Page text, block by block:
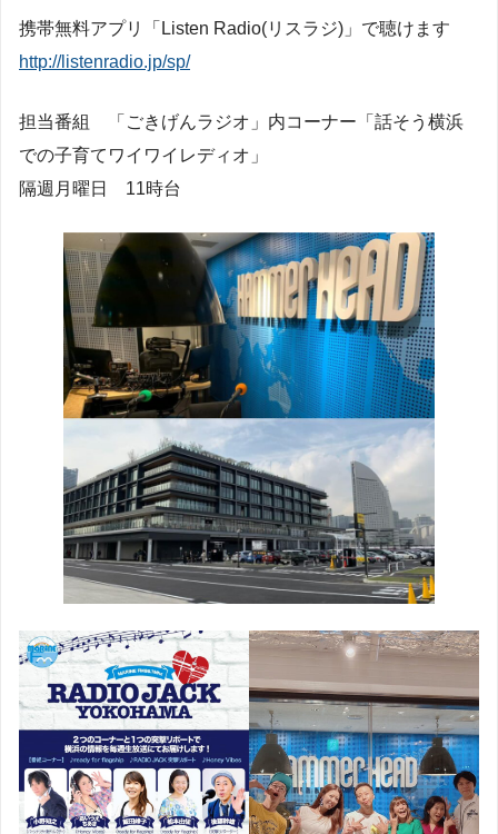
携帯無料アプリ「Listen Radio(リスラジ)」で聴けます
http://listenradio.jp/sp/
担当番組 「ごきげんラジオ」内コーナー「話そう横浜
での子育てワイワイレディオ」
隔週月曜日 11時台